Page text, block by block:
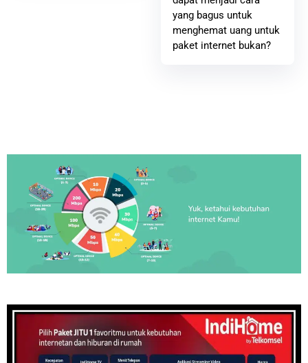
yang bagus untuk
menghemat uang untuk
paket internet bukan?